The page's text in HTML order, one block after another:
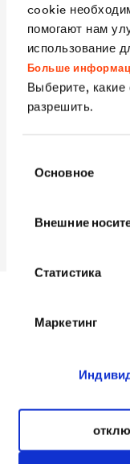
cookie
помогают нам
использование
Больше
Выберите,
разрешить.
согласия
Основное
Внешние
Статистика
Маркетинг
Материал
Упаковка
Загрузки